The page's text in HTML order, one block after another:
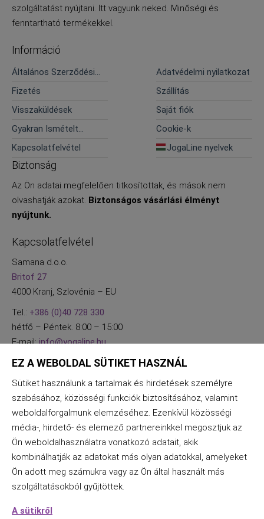
szolgáltatást nyújtani. Itt vagyunk neked. Minőségi és
fenntartható termékekkel.
Információ
Általános Szerződési
Adatvédelmi nyilatkozat
Fizetés
Szállítás
Visszaküldések
Saját fiók
Gyakran Ismételt
Cookie-k
Kapcsolatfelvétel
JogaLine nyelvek
Biztonság
Az Ön adatai megfelelően titkosítottak, és mások nem
olvashatják azokat. Biztonságos vásárlási élményt
nyújtunk.
Kapcsolatfelvétel
Samana d.o.o.
Britof 27
4000 Kranj, Szlovénia – EU
Tel.: +386 (0)40 728 330
hétfő – Péntek. 8:00 – 15:00
E-mail:info@yogaline.hu
EZ A WEBOLDAL SÜTIKET HASZNÁL
Sütiket használunk a tartalmak és hirdetések személyre
szabásához, közösségi funkciók biztosításához, valamint
weboldalforgalmunk elemzéséhez. Ezenkívül közösségi
média-, hirdető- és elemező partnereinkkel megosztjuk az
Ön weboldalhasználatra vonatkozó adatait, akik
kombinálhatják az adatokat más olyan adatokkal, amelyeket
Ön adott meg számukra vagy az Ön által használt más
szolgáltatásokból gyűjtöttek.
A sütikről